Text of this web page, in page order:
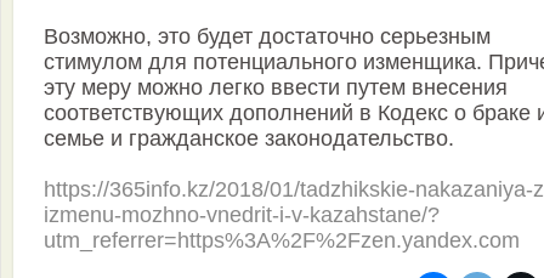
Возможно, это будет достаточно серьезным
стимулом для потенциального изменщика.
эту меру можно легко ввести путем внесения
соответствующих дополнений в Кодекс о браке
семье и гражданское законодательство.
https://365info.kz/2018/01/tadzhikskie-nakazaniya-
izmenu-mozhno-vnedrit-i-v-kazahstane/?
utm_referrer=https%3A%2F%2Fzen.yandex.com